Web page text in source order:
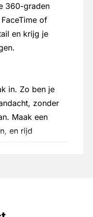
elektrisch
360-graden
of
en krijg je
in. Zo ben je
zonder
Maak een
en rijd
nieuwe auto. Je
staat jouw